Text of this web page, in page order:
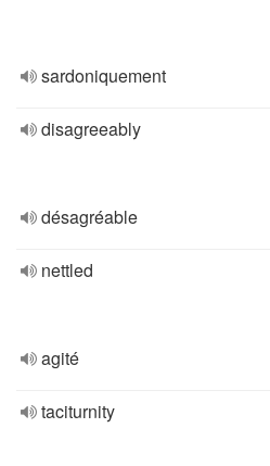
sardoniquement
disagreeably
désagréable
nettled
agité
taciturnity